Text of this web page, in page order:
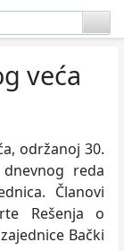
veća
održanoj 30.
reda
Članovi
Rešenja o
Bački